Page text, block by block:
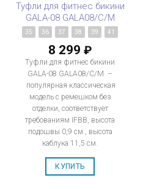
Туфли для фитнес бикини
GALA-08 GALA08/C/M
35 36 37 38 39 41
8 299 ₽
Туфли для фитнес бикини
GALA-08 GALA08/C/M –
популярная классическая
модель с ремешком без
отделки, соответствует
требованиям IFBB, высота
подошвы 0,9 см., высота
каблука 11,5 см.
КУПИТЬ